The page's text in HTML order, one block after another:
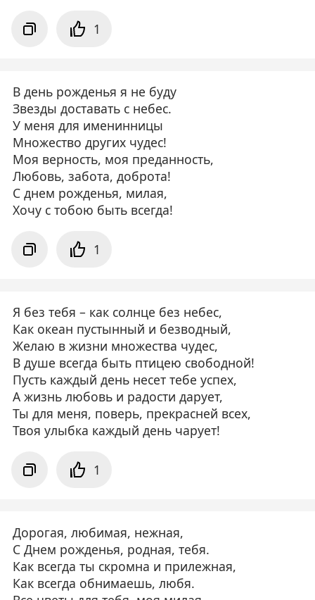
1
В день рожденья я не буду
Звезды доставать с небес.
У меня для именинницы
Множество других чудес!
Моя верность, моя преданность,
Любовь, забота, доброта!
С днем рожденья, милая,
Хочу с тобою быть всегда!
1
Я без тебя – как солнце без небес,
Как океан пустынный и безводный,
Желаю в жизни множества чудес,
В душе всегда быть птицею свободной!
Пусть каждый день несет тебе успех,
А жизнь любовь и радости дарует,
Ты для меня, поверь, прекрасней всех,
Твоя улыбка каждый день чарует!
1
Дорогая, любимая, нежная,
С Днем рожденья, родная, тебя.
Как всегда ты скромна и прилежная,
Как всегда обнимаешь, любя.